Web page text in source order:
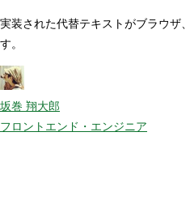
実装された代替テキストがブラウザ
す。
坂巻 翔大郎
フロントエンド・エンジニア